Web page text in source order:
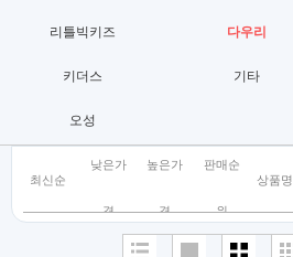
리틀빅키즈 다우리
키더스 기타
오성
최신순
낮은가
격
높은가
격
판매순
위
상품명